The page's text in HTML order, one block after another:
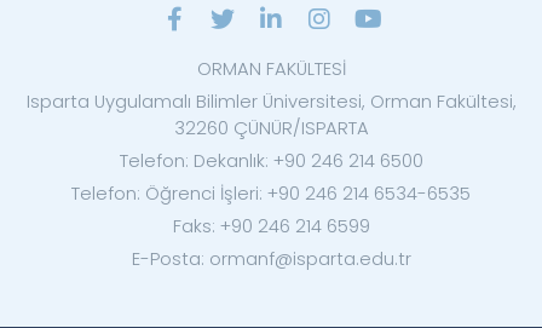
ORMAN FAKÜLTESİ
Isparta Uygulamalı Bilimler Üniversitesi, Orman Fakültesi,
32260 ÇÜNÜR/ISPARTA
Telefon: Dekanlık: +90 246 214 6500
Telefon: Öğrenci İşleri: +90 246 214 6534-6535
Faks: +90 246 214 6599
E-Posta: ormanf@isparta.edu.tr